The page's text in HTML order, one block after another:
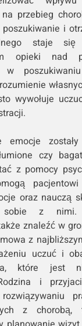
przebieg
i
staje się
opieki nad
w
wywołuje
czy
z pomocy
oraz nauczą
sobie z nimi.
znaleźć w
z
uczuć i
które jest
i
z chorobą,